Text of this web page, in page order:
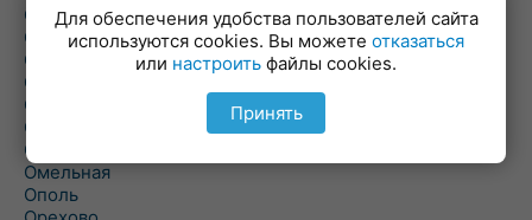
Одрижин
Оздамичи
Озяты
Олтуш
Ольманы
Ольпень
Ольшаны
Омельная
Ополь
Для обеспечения удобства пользователей сайта
используются cookies. Вы можете отказаться
или настроить файлы cookies.
Принять